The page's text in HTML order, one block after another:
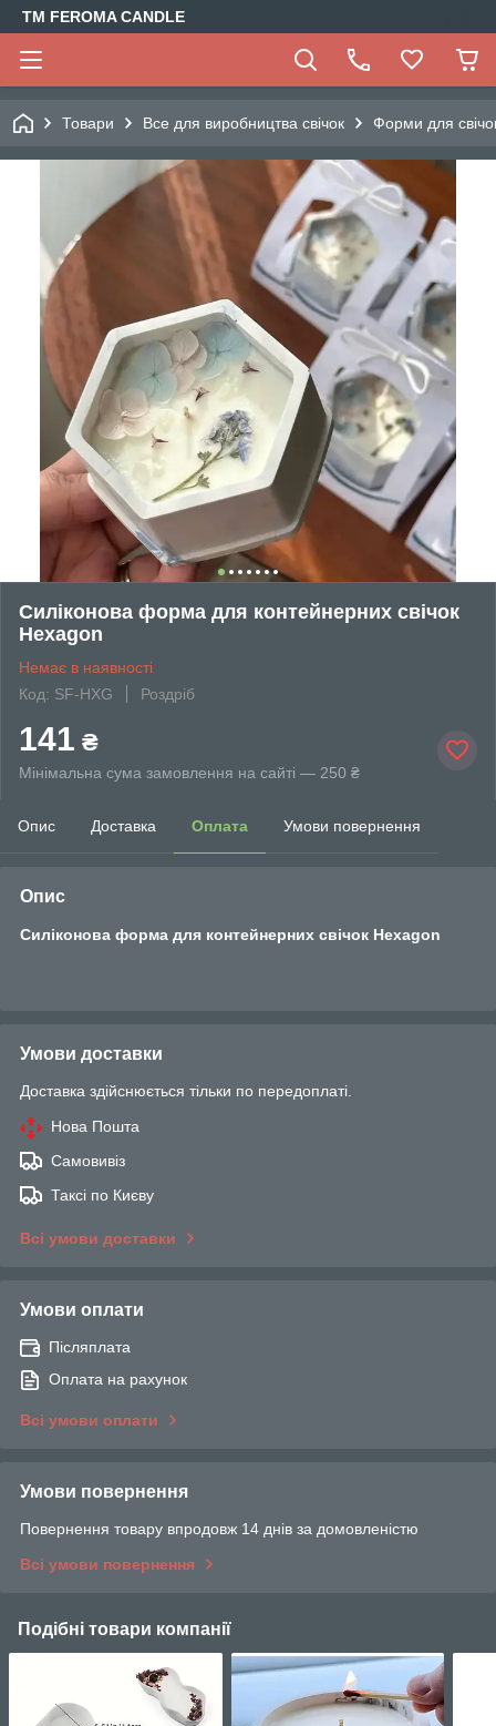
TM FEROMA CANDLE
Товари Все для виробництва свічок Форми для
Силіконова форма для контейнерних свічок
Hexagon
Немає в наявності
Код: SF-HXG
Роздріб
141 ₴
Мінімальна сума замовлення на сайті — 250 ₴
Опис Доставка Оплата Умови повернення
Опис
Силіконова форма для контейнерних свічок Hexagon
Умови доставки
Доставка здійснюється тільки по передоплаті.
Нова Пошта
Самовивіз
Таксі по Києву
Всі умови доставки
Умови оплати
Післяплата
Оплата на рахунок
Всі умови оплати
Умови повернення
Повернення товару впродовж 14 днів за домовленістю
Всі умови повернення
Подібні товари компанії